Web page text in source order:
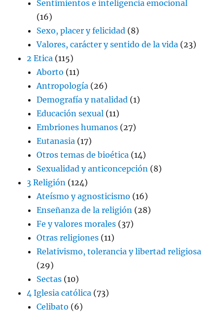
Sentimientos e inteligencia emocional
(16)
Sexo, placer y felicidad (8)
Valores, carácter y sentido de la vida (23)
2 Etica (115)
Aborto (11)
Antropología (26)
Demografía y natalidad (1)
Educación sexual (11)
Embriones humanos (27)
Eutanasia (17)
Otros temas de bioética (14)
Sexualidad y anticoncepción (8)
3 Religión (124)
Ateísmo y agnosticismo (16)
Enseñanza de la religión (28)
Fe y valores morales (37)
Otras religiones (11)
Relativismo, tolerancia y libertad religiosa
(29)
Sectas (10)
4 Iglesia católica (73)
Celibato (6)